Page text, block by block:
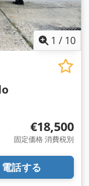
1 / 10
€18,500
固定価格 消費税別
電話する